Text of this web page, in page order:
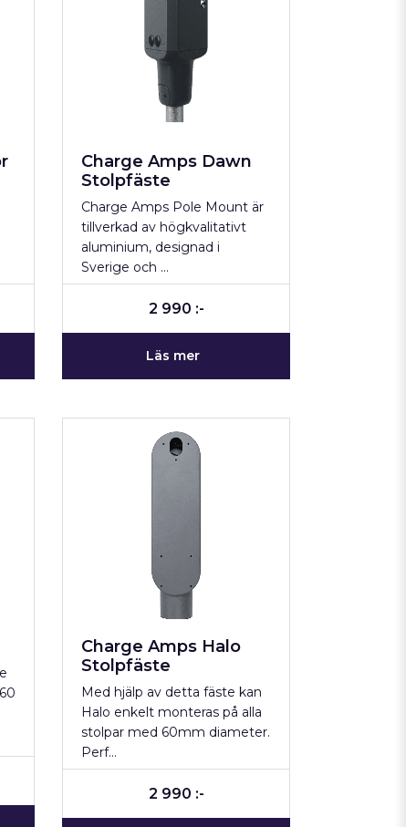
Charge Amps Dawn
Stolpfäste
Charge Amps Pole Mount är
tillverkad av högkvalitativt
aluminium, designad i
Sverige och …
2 990 :-
Läs mer
Charge Amps Halo
Stolpfäste
Med hjälp av detta fäste kan
Halo enkelt monteras på alla
stolpar med 60mm diameter.
Perf…
2 990 :-